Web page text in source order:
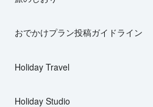
おでかけプラン投稿ガイドライン
Holiday Travel
Holiday Studio